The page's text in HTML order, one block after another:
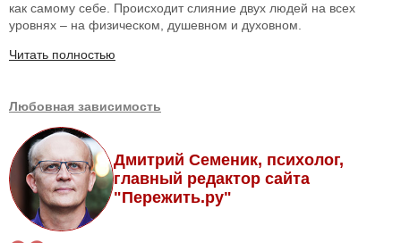
как самому себе. Происходит слияние двух людей на всех
уровнях – на физическом, душевном и духовном.
Читать полностью
Любовная зависимость
Дмитрий Семеник, психолог,
главный редактор сайта
"Пережить.ру"